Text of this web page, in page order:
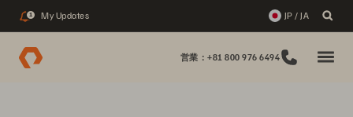
1 My Updates JP / JA
営業：+81 800 976 6494